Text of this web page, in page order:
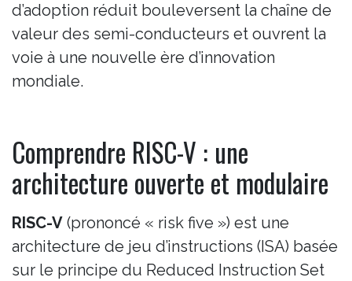
d’adoption réduit bouleversent la chaîne de
valeur des semi-conducteurs et ouvrent la
voie à une nouvelle ère d’innovation
mondiale.
Comprendre RISC-V : une
architecture ouverte et modulaire
RISC-V (prononcé « risk five ») est une
architecture de jeu d’instructions (ISA) basée
sur le principe du Reduced Instruction Set